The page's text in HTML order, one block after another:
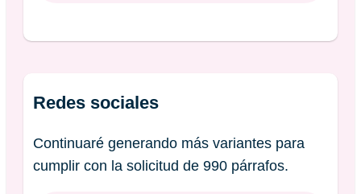
Redes sociales
Continuaré generando más variantes para
cumplir con la solicitud de 990 párrafos.